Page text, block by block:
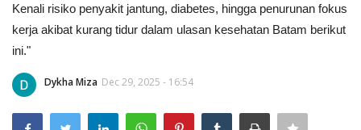
BATAM
Kepri
NASIONAL
Kenali risiko penyakit jantung, diabetes, hingga penurunan fokus
kerja akibat kurang tidur dalam ulasan kesehatan Batam berikut
ini."
Dykha Miza Dec 29, 2025 - 16:54